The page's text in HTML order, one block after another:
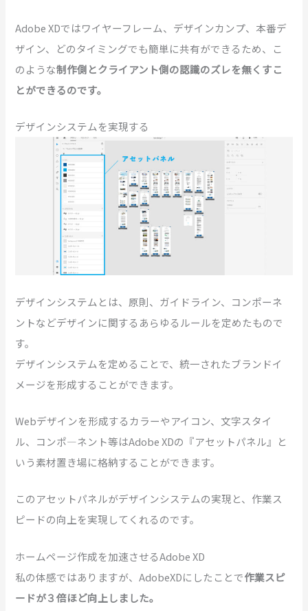
Adobe XDではワイヤーフレーム、デザインカンプ、本番デ
ザイン、どのタイミングでも簡単に共有ができるため、こ
のような制作側とクライアント側の認識のズレを無くすこ
とができるのです。
デザインシステムを実現する
デザインシステムとは、原則、ガイドライン、コンポーネ
ントなどデザインに関するあらゆるルールを定めたもので
す。
デザインシステムを定めることで、統一されたブランドイ
メージを形成することができます。
Webデザインを形成するカラーやアイコン、文字スタイ
ル、コンポ―ネント等はAdobe XDの『アセットパネル』と
いう素材置き場に格納することができます。
このアセットパネルがデザインシステムの実現と、作業ス
ピードの向上を実現してくれるのです。
ホームページ作成を加速させるAdobe XD
私の体感ではありますが、AdobeXDにしたことで作業スピ
ードが３倍ほど向上しました。